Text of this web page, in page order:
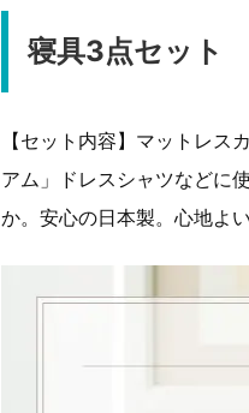
寝具3点セット
【セット内容】マットレ
アム」ドレスシャツなどに
か。安心の日本製。心地よ